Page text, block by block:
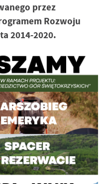
przez
Rozwoju
2014-2020.